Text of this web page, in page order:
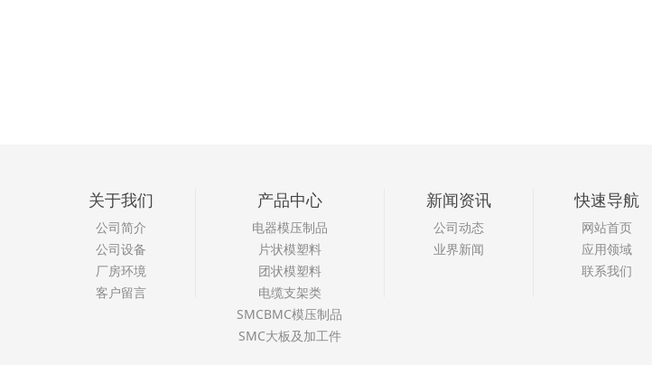
关于我们
公司简介
公司设备
厂房环境
客户留言
产品中心
电器模压制品
片状模塑料
团状模塑料
电缆支架类
SMCBMC模压制品
SMC大板及加工件
新闻资讯
公司动态
业界新闻
快速导航
网站首页
应用领域
联系我们